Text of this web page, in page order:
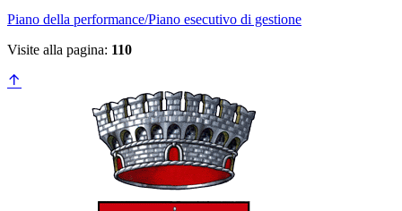
Piano della performance/Piano esecutivo di gestione
Visite alla pagina: 110